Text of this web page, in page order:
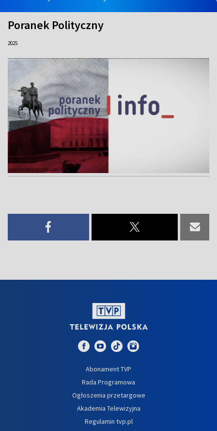
Poranek Polityczny
2025
Abonament TVP
Rada Programowa
Ogłoszenia przetargowe
Akademia Telewizyjna
Regulamin tvp.pl